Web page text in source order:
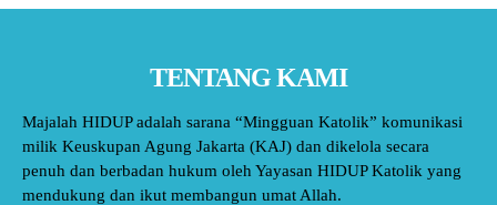
TENTANG KAMI
Majalah HIDUP adalah sarana “Mingguan Katolik” komunikasi
milik Keuskupan Agung Jakarta (KAJ) dan dikelola secara
penuh dan berbadan hukum oleh Yayasan HIDUP Katolik yang
mendukung dan ikut membangun umat Allah.